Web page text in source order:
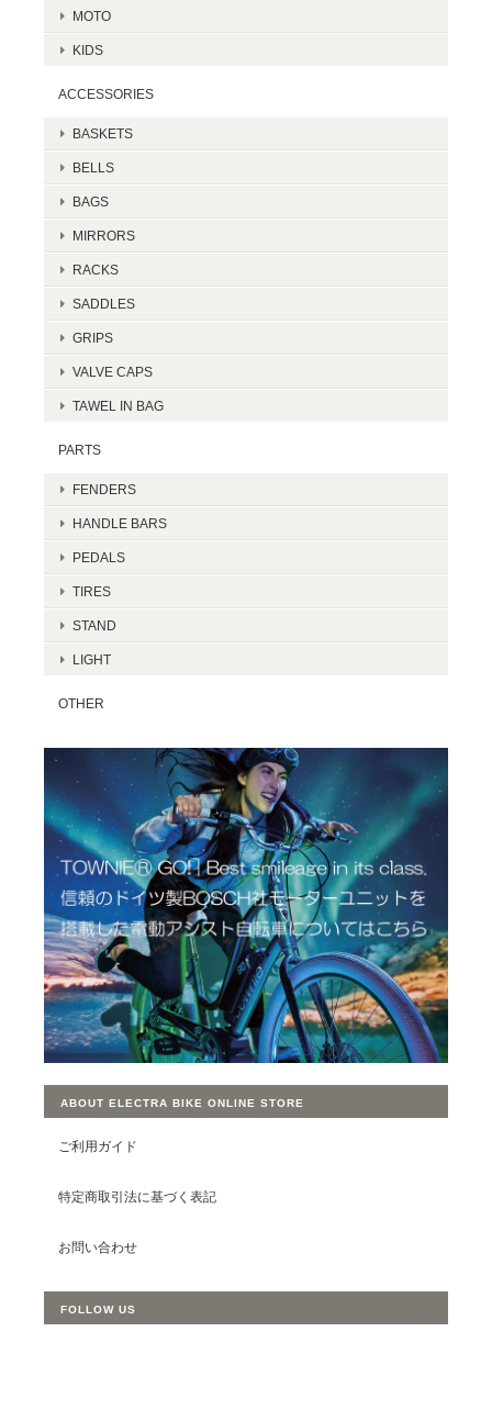
MOTO
KIDS
ACCESSORIES
BASKETS
BELLS
BAGS
MIRRORS
RACKS
SADDLES
GRIPS
VALVE CAPS
TAWEL IN BAG
PARTS
FENDERS
HANDLE BARS
PEDALS
TIRES
STAND
LIGHT
OTHER
ABOUT ELECTRA BIKE ONLINE STORE
ご利用ガイド
特定商取引法に基づく表記
お問い合わせ
FOLLOW US